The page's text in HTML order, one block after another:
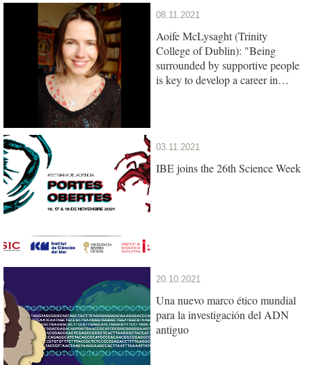
08.11.2021
Aoife McLysaght (Trinity
College of Dublin): "Being
surrounded by supportive people
is key to develop a career in
03.11.2021
IBE joins the 26th Science Week
20.10.2021
Una nuevo marco ético mundial
para la investigación del ADN
antiguo